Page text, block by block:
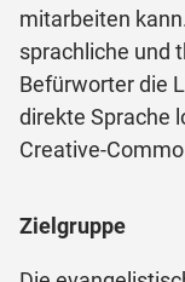
mitarbeiten
sprachliche und
Befürworter die
direkte Sprache
Creative-
Zielgruppe